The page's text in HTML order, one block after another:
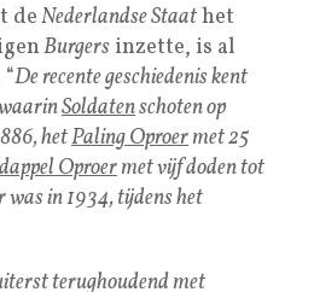
deNederlandse Staathet
Burgers inzette, is al
De recente geschiedenis kent
Soldatenschoten op
hetPaling Oproermet 25
Oproermet vijf doden tot
was in 1934, tijdens het
terughoudend met